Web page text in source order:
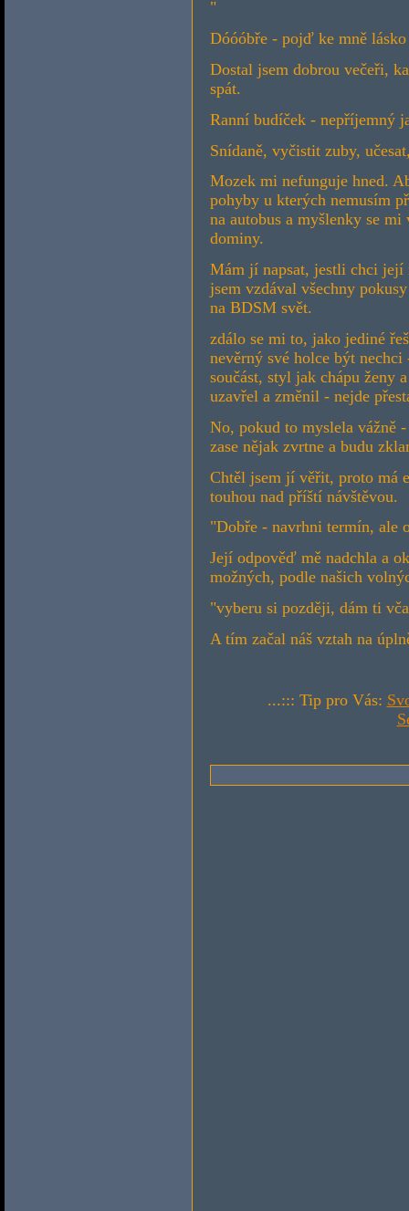
"
Dóóóbře - pojď ke mně
Dostal jsem dobrou večeři,
spát.
Ranní budíček - nepříjemný
Snídaně, vyčistit zuby,
Mozek mi nefunguje hned.
pohyby u kterých nemusím
na autobus a myšlenky se
dominy.
Mám jí napsat, jestli chci její
jsem vzdával všechny
na BDSM svět.
zdálo se mi to, jako jediné
nevěrný své holce být
součást, styl jak chápu ženy
uzavřel a změnil - nejde
No, pokud to myslela vážně
zase nějak zvrtne a budu
Chtěl jsem jí věřit, proto má
touhou nad příští návštěvou.
"Dobře - navrhni termín, ale
Její odpověď mě nadchla a
možných, podle našich
"vyberu si později, dám ti
A tím začal náš vztah na
...::: Tip pro Vás: